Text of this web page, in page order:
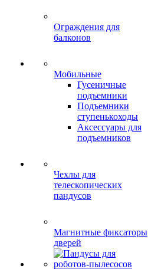
Ограждения для
балконов
Мобильные
Гусеничные
подъемники
Подъемники
ступенькоходы
Аксессуары для
подъемников
Чехлы для
телескопических
пандусов
Магнитные фиксаторы
дверей